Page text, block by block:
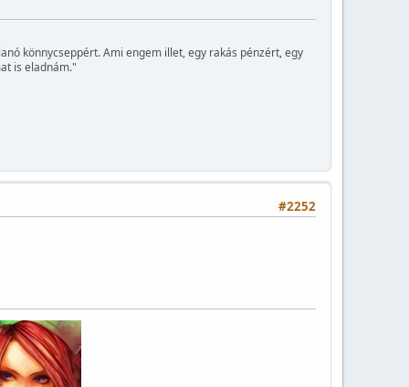
könnycseppért. Ami engem illet, egy rakás pénzért, egy
is eladnám."
#2252